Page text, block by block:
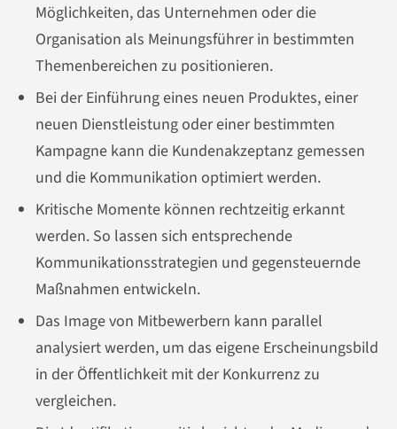
Möglichkeiten, das Unternehmen oder die
Organisation als Meinungsführer in bestimmten
Themenbereichen zu positionieren.
Bei der Einführung eines neuen Produktes, einer
neuen Dienstleistung oder einer bestimmten
Kampagne kann die Kundenakzeptanz gemessen
und die Kommunikation optimiert werden.
Kritische Momente können rechtzeitig erkannt
werden. So lassen sich entsprechende
Kommunikationsstrategien und gegensteuernde
Maßnahmen entwickeln.
Das Image von Mitbewerbern kann parallel
analysiert werden, um das eigene Erscheinungsbild
in der Öffentlichkeit mit der Konkurrenz zu
vergleichen.